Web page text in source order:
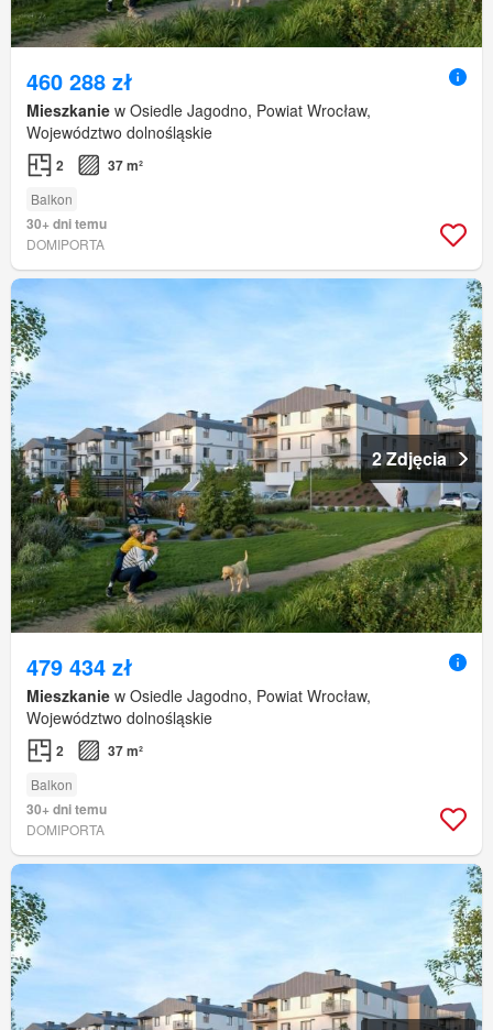
460 288 zł
Mieszkanie w Osiedle Jagodno, Powiat Wrocław,
Województwo dolnośląskie
2 37 m²
Balkon
30+ dni temu
DOMIPORTA
2 Zdjęcia
479 434 zł
Mieszkanie w Osiedle Jagodno, Powiat Wrocław,
Województwo dolnośląskie
2 37 m²
Balkon
30+ dni temu
DOMIPORTA